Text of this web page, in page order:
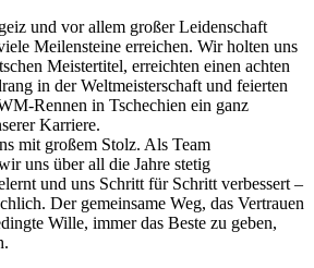
und vor allem großer Leidenschaft
Meilensteine erreichen. Wir holten uns
Meistertitel, erreichten einen achten
in der Weltmeisterschaft und feierten
Rennen in Tschechien ein ganz
Karriere.
mit großem Stolz. Als Team
uns über all die Jahre stetig
und uns Schritt für Schritt verbessert –
Der gemeinsame Weg, das Vertrauen
Wille, immer das Beste zu geben,